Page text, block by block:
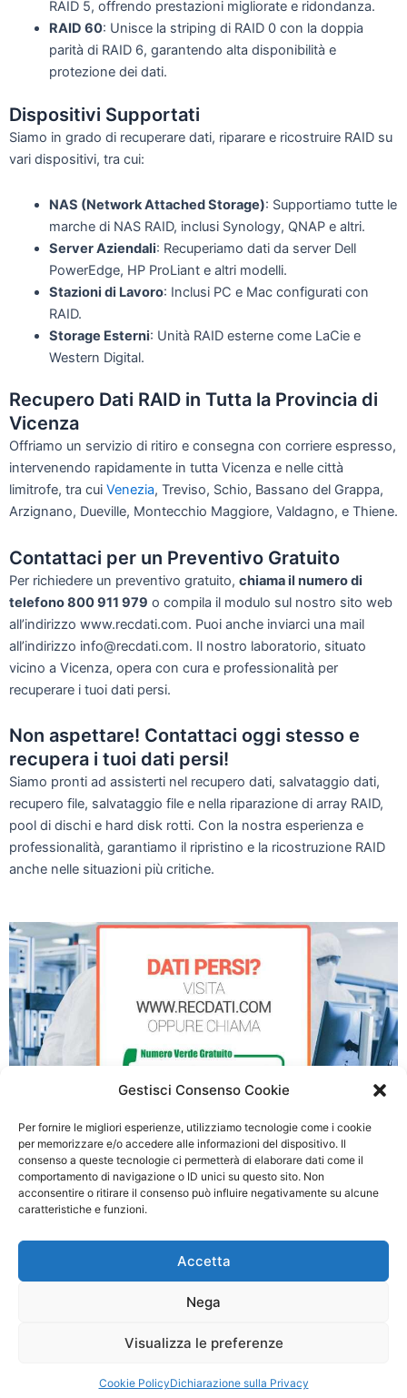
Gestisci Consenso Cookie
Per fornire le migliori esperienze, utilizziamo tecnologie come i cookie
per memorizzare e/o accedere alle informazioni del dispositivo. Il
consenso a queste tecnologie ci permetterà di elaborare dati come il
comportamento di navigazione o ID unici su questo sito. Non
acconsentire o ritirare il consenso può influire negativamente su alcune
caratteristiche e funzioni.
Accetta
Nega
Visualizza le preferenze
Cookie PolicyDichiarazione sulla Privacy
RAID 5, offrendo prestazioni migliorate e ridondanza.
RAID 60: Unisce la striping di RAID 0 con la doppia
parità di RAID 6, garantendo alta disponibilità e
protezione dei dati.
Dispositivi Supportati
Siamo in grado di recuperare dati, riparare e ricostruire RAID su
vari dispositivi, tra cui:
NAS (Network Attached Storage): Supportiamo tutte le
marche di NAS RAID, inclusi Synology, QNAP e altri.
Server Aziendali: Recuperiamo dati da server Dell
PowerEdge, HP ProLiant e altri modelli.
Stazioni di Lavoro: Inclusi PC e Mac configurati con
RAID.
Storage Esterni: Unità RAID esterne come LaCie e
Western Digital.
Recupero Dati RAID in Tutta la Provincia di
Vicenza
Offriamo un servizio di ritiro e consegna con corriere espresso,
intervenendo rapidamente in tutta Vicenza e nelle città
limitrofe, tra cui Venezia, Treviso, Schio, Bassano del Grappa,
Arzignano, Dueville, Montecchio Maggiore, Valdagno, e Thiene.
Contattaci per un Preventivo Gratuito
Per richiedere un preventivo gratuito, chiama il numero di
telefono 800 911 979 o compila il modulo sul nostro sito web
all’indirizzo www.recdati.com. Puoi anche inviarci una mail
all’indirizzo info@recdati.com. Il nostro laboratorio, situato
vicino a Vicenza, opera con cura e professionalità per
recuperare i tuoi dati persi.
Non aspettare! Contattaci oggi stesso e
recupera i tuoi dati persi!
Siamo pronti ad assisterti nel recupero dati, salvataggio dati,
recupero file, salvataggio file e nella riparazione di array RAID,
pool di dischi e hard disk rotti. Con la nostra esperienza e
professionalità, garantiamo il ripristino e la ricostruzione RAID
anche nelle situazioni più critiche.
Recupero Dati RAID a Vicenza
© 2026 Recupero Dati RAID - P.IVA: 03054500990
Privacy policy|Cookie Policy
Questo è un sito Web privato non approvato o affiliato a nessuna delle società i
questo sito Web e sono di proprietà dei rispettivi proprietari. Le informazioni